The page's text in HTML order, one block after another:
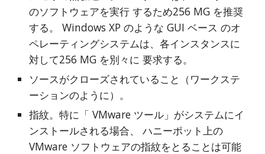
のソフトウェアを実行 するため256 MG を推奨
する。 Windows XP のような GUI ベース のオ
ペレーティングシステムは、各インスタンスに
対して256 MG を別々に 要求する。
ソースがクローズされていること（ワークステ
ーションのように）。
指紋。特に「 VMware ツール」がシステムにイ
ンストールされる場合、 ハニーポット上の
VMware ソフトウェアの指紋をとることは可能